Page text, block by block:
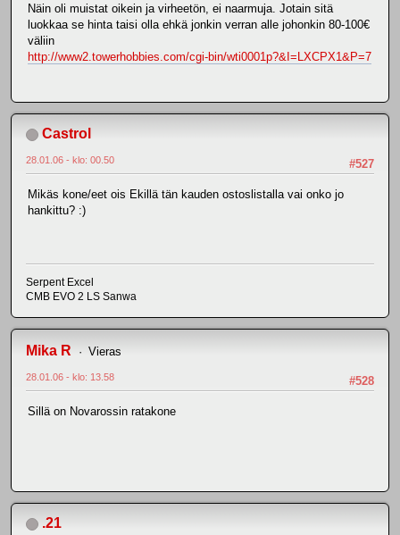
Näin oli muistat oikein ja virheetön, ei naarmuja. Jotain sitä
luokkaa se hinta taisi olla ehkä jonkin verran alle johonkin 80-100€
väliin
http://www2.towerhobbies.com/cgi-bin/wti0001p?&I=LXCPX1&P=7
Castrol
#527
28.01.06 - klo: 00.50
Mikäs kone/eet ois Ekillä tän kauden ostoslistalla vai onko jo
hankittu? :)
Serpent Excel
CMB EVO 2 LS Sanwa
Mika R Vieras
#528
28.01.06 - klo: 13.58
Sillä on Novarossin ratakone
.21